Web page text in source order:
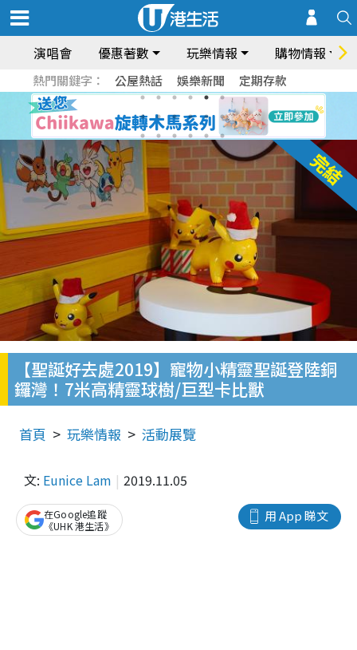
演唱會 優惠著數 玩樂情報 購物情報
熱門關鍵字： 公屋熱話 娛樂新聞 定期存款
【聖誕好去處2019】寵物小精靈聖誕登陸銅
鑼灣！7米高精靈球樹/巨型卡比獸
首頁 玩樂情報 活動展覽
文: Eunice Lam 2019.11.05
用 App 睇文
在Google追蹤
《UHK 港生活》